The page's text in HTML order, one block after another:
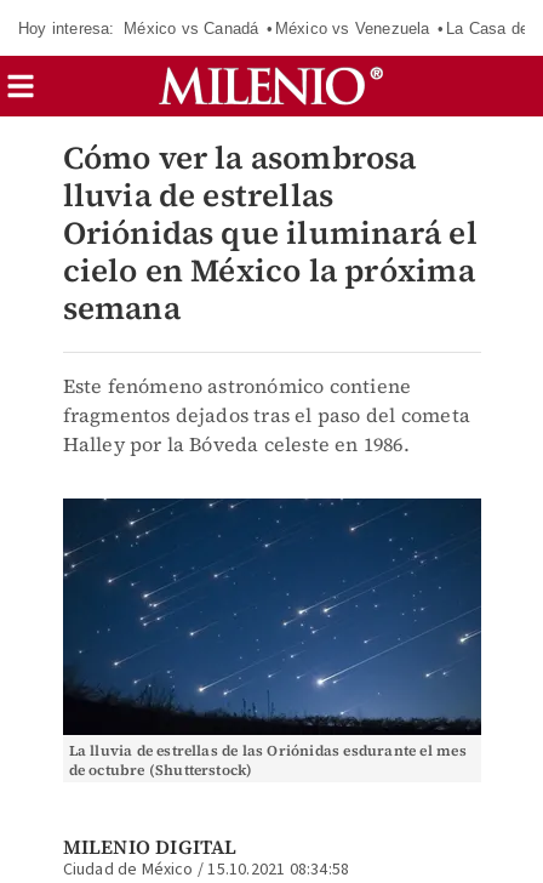
Hoy interesa: México vs Canadá México vs Venezuela La Casa de
Cómo ver la asombrosa
lluvia de estrellas
Oriónidas que iluminará el
cielo en México la próxima
semana
Este fenómeno astronómico contiene
fragmentos dejados tras el paso del cometa
Halley por la Bóveda celeste en 1986.
La lluvia de estrellas de las Oriónidas esdurante el mes
de octubre (Shutterstock)
MILENIO DIGITAL
Ciudad de México /15.10.2021 08:34:58